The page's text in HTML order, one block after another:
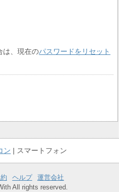
は、現在のパスワードをリセット
ン スマートフォン
ヘルプ
運営会社
All rights reserved.